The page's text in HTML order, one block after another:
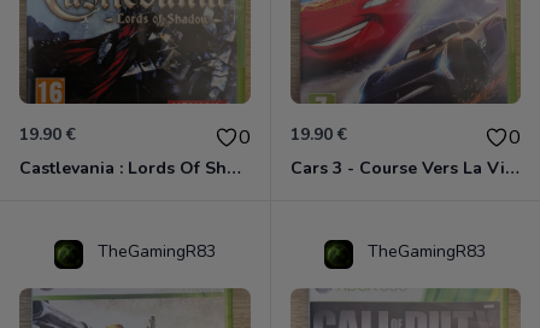
19.90 € 0
Castlevania : Lords Of Shadow Xbox 360
19.90 € 0
Cars 3 - Course Vers La Victoire Xbox 360
TheGamingR83 TheGamingR83